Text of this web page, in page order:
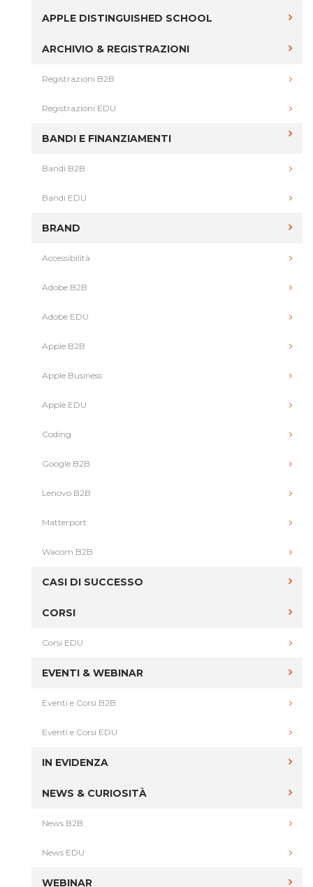
APPLE DISTINGUISHED SCHOOL
ARCHIVIO & REGISTRAZIONI
Registrazioni B2B
Registrazioni EDU
BANDI E FINANZIAMENTI
Bandi B2B
Bandi EDU
BRAND
Accessibilità
Adobe B2B
Adobe EDU
Apple B2B
Apple Business
Apple EDU
Coding
Google B2B
Lenovo B2B
Matterport
Wacom B2B
CASI DI SUCCESSO
CORSI
Corsi EDU
EVENTI & WEBINAR
Eventi e Corsi B2B
Eventi e Corsi EDU
IN EVIDENZA
NEWS & CURIOSITÀ
News B2B
News EDU
WEBINAR